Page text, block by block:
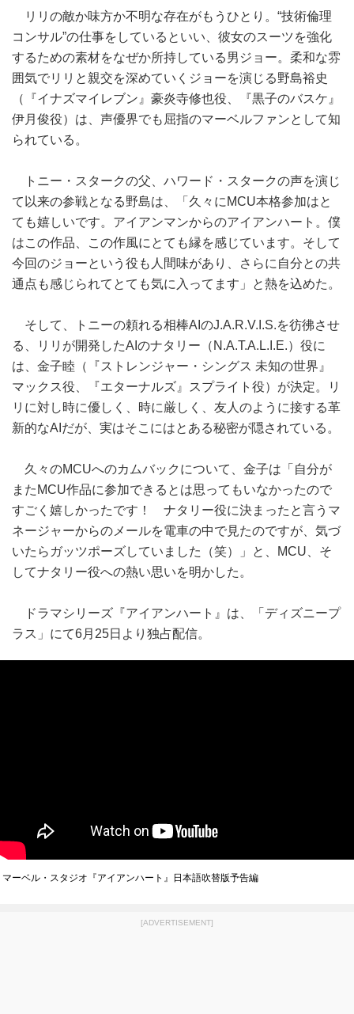
リリの敵か味方か不明な存在がもうひとり。“技術倫理
コンサル”の仕事をしているといい、彼女のスーツを強化
するための素材をなぜか所持している男ジョー。柔和な雰
囲気でリリと親交を深めていくジョーを演じる野島裕史
（『イナズマイレブン』豪炎寺修也役、『黒子のバスケ』
伊月俊役）は、声優界でも屈指のマーベルファンとして知
られている。
トニー・スタークの父、ハワード・スタークの声を演じ
て以来の参戦となる野島は、「久々にMCU本格参加はと
ても嬉しいです。アイアンマンからのアイアンハート。僕
はこの作品、この作風にとても縁を感じています。そして
今回のジョーという役も人間味があり、さらに自分との共
通点も感じられてとても気に入ってます」と熱を込めた。
そして、トニーの頼れる相棒AIのJ.A.R.V.I.S.を彷彿させ
る、リリが開発したAIのナタリー（N.A.T.A.L.I.E.）役に
は、金子睦（『ストレンジャー・シングス 未知の世界』
マックス役、『エターナルズ』スプライト役）が決定。リ
リに対し時に優しく、時に厳しく、友人のように接する革
新的なAIだが、実はそこにはとある秘密が隠されている。
久々のMCUへのカムバックについて、金子は「自分が
またMCU作品に参加できるとは思ってもいなかったので
すごく嬉しかったです！ ナタリー役に決まったと言うマ
ネージャーからのメールを電車の中で見たのですが、気づ
いたらガッツポーズしていました（笑）」と、MCU、そ
してナタリー役への熱い思いを明かした。
ドラマシリーズ『アイアンハート』は、「ディズニープ
ラス」にて6月25日より独占配信。
マーベル・スタジオ『アイアンハート』日本語吹替版予告編
[ADVERTISEMENT]